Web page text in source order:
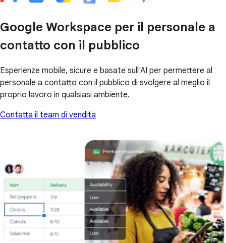
Google Workspace per il personale a
contatto con il pubblico
Esperienze mobile, sicure e basate sull'AI per permettere al
personale a contatto con il pubblico di svolgere al meglio il
proprio lavoro in qualsiasi ambiente.
Contatta il team di vendita